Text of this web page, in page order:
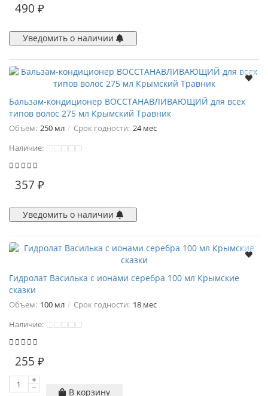
490 ₽
Уведомить о наличии
Бальзам-кондиционер ВОССТАНАВЛИВАЮЩИЙ для всех
типов волос 275 мл Крымский Травник
Объем: 250 мл Срок годности: 24 мес
Наличие:
357 ₽
Уведомить о наличии
Гидролат Василька с ионами серебра 100 мл Крымские
сказки
Объем: 100 мл Срок годности: 18 мес
Наличие:
255 ₽
В корзину